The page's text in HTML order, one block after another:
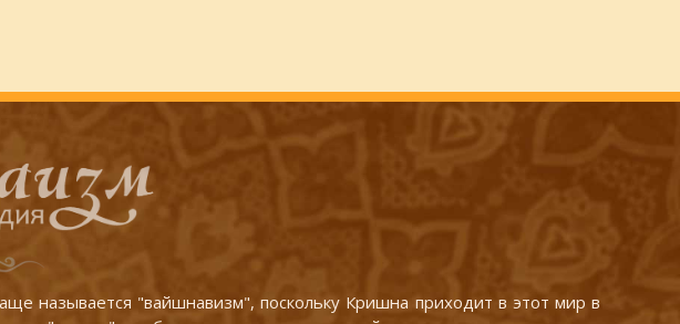
называется "вайшнавизм", поскольку Кришна приходит в этот мир в